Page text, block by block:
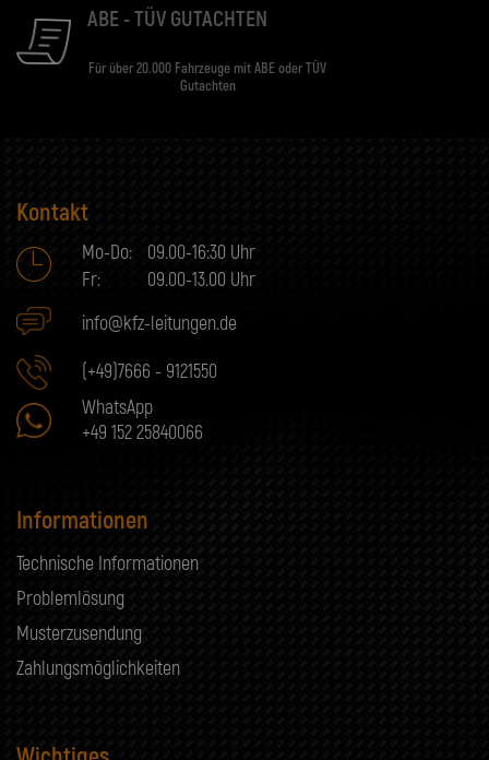
ABE - TÜV GUTACHTEN
Für über 20.000 Fahrzeuge mit ABE oder TÜV
Gutachten
Kontakt
Mo-Do:
09.00-16:30 Uhr
Fr:
09.00-13.00 Uhr
info@kfz-leitungen.de
(+49)7666 - 9121550
WhatsApp
+49 152 25840066
Informationen
Technische Informationen
Problemlösung
Musterzusendung
Zahlungsmöglichkeiten